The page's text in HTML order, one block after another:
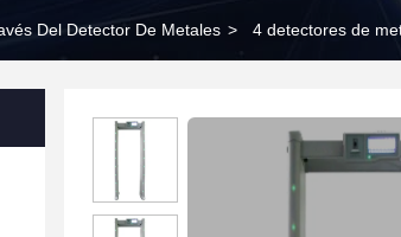
Del Detector De Metales > 4 detectores de